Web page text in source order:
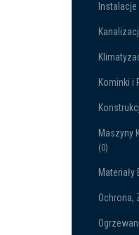
Kominki i
Maszyny
(0)
Ochrona,